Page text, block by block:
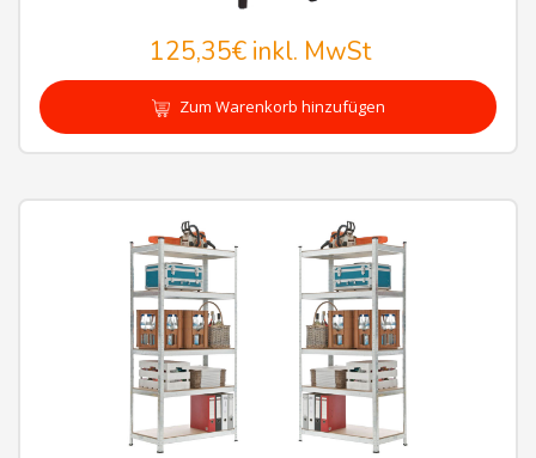
125,35€inkl. MwSt
Zum Warenkorb hinzufügen